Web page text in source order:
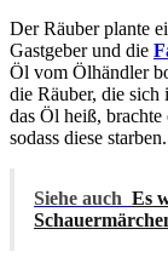
Der Räuber plante
Gastgeber und die
Öl vom Ölhändler
die Räuber, die
das Öl heiß,
sodass diese starben.
Siehe auch Es